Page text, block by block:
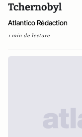
Tchernobyl
Atlantico Rédaction
1 min de lecture